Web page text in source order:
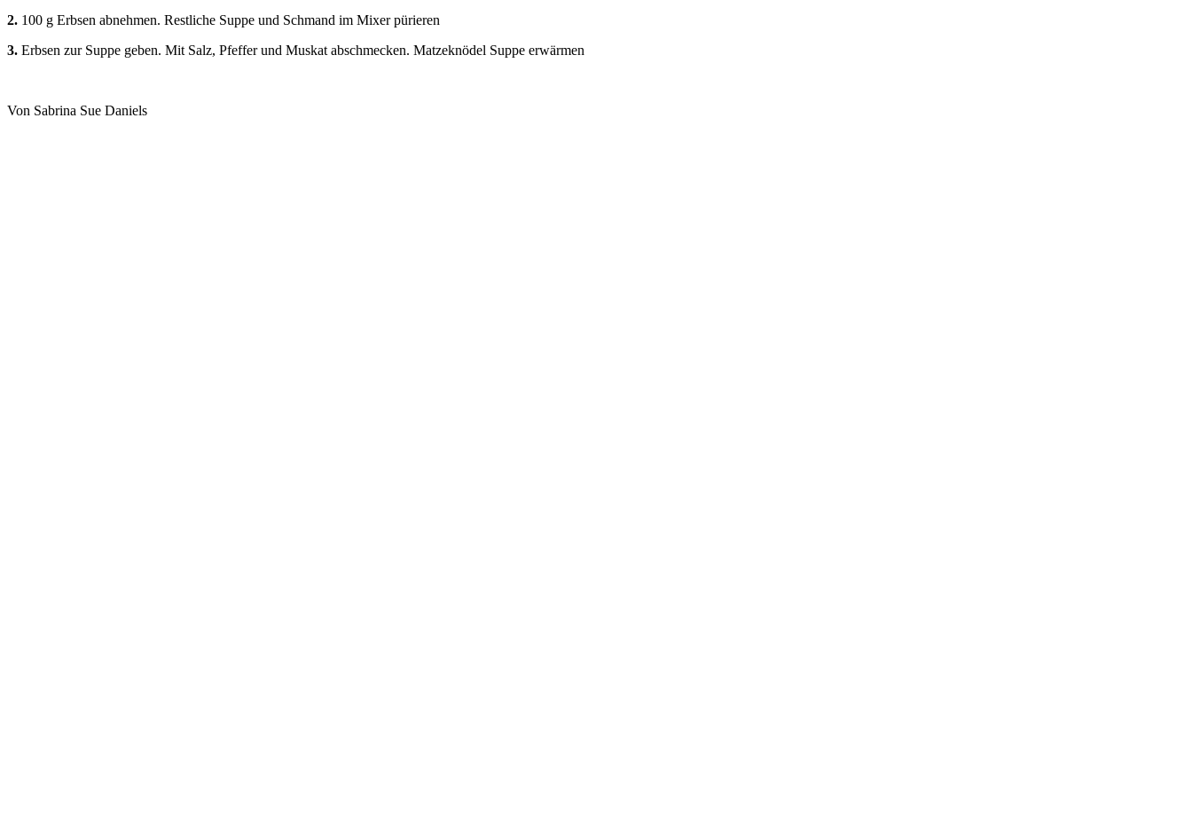
2. 100 g Erbsen abnehmen. Restliche Suppe und Schmand im Mixer pürieren
3. Erbsen zur Suppe geben. Mit Salz, Pfeffer und Muskat abschmecken. Matzeknödel Suppe erwärmen
Von Sabrina Sue Daniels